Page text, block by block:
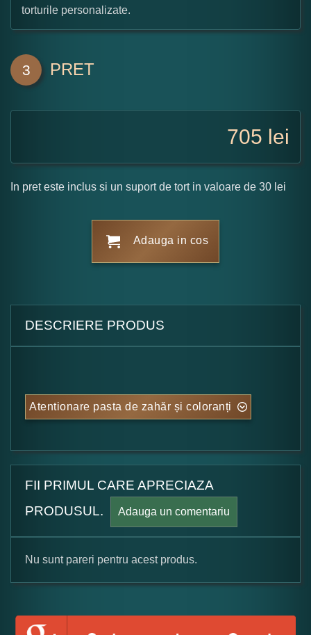
torturile personalizate.
3 PRET
705 lei
In pret este inclus si un suport de tort in valoare de 30 lei
Adauga in cos
DESCRIERE PRODUS
Atentionare pasta de zahăr și coloranți
FII PRIMUL CARE APRECIAZA
PRODUSUL.
Adauga un comentariu
Formular pareri client
Numele dumneavoastra:
Nu sunt pareri pentru acest produs.